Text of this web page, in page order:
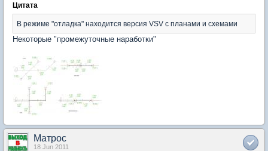
Цитата
В режиме "отладка" находится версия VSV с планами и схемами
Некоторые "промежуточные наработки"
Матрос
18 Jun 2011